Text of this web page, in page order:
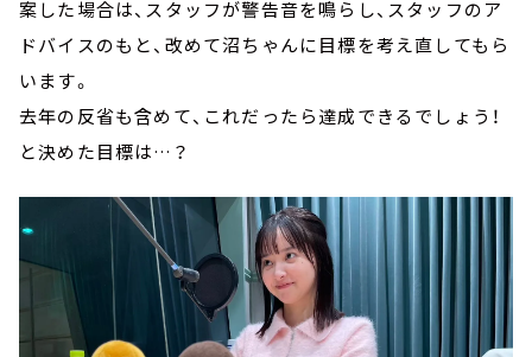
案した場合は、スタッフが警告音を鳴らし、スタッフのア
ドバイスのもと、改めて沼ちゃんに目標を考え直してもら
います。
去年の反省も含めて、これだったら達成できるでしょう！
と決めた目標は…？